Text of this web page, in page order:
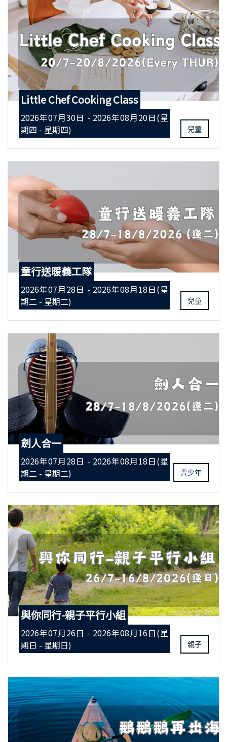
Little Chef Cooking Class
2026年07月30日 - 2026年08月20日(星
期四 - 星期四)
兒童
童行送暖義工隊
2026年07月28日 - 2026年08月18日(星
期二 - 星期二)
兒童
劍人合一
2026年07月28日 - 2026年08月18日(星
期二 - 星期二)
青少年
與你同行-親子平行小組
2026年07月26日 - 2026年08月16日(星
期日 - 星期日)
親子